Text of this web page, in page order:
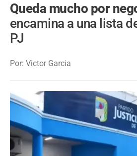
Queda mucho por
encamina a una lista
PJ
Por: Victor Garcia